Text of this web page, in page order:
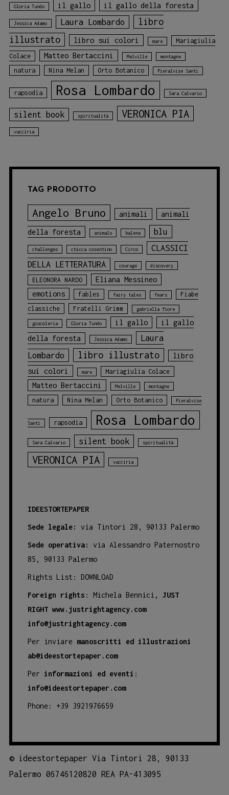
Gloria Tundo il gallo il gallo della foresta
Jessica Adamo Laura Lombardo
libro
illustrato
libro sui colori mare
Mariagiulia
Colace
Matteo Bertaccini Melville montagne
natura Nina Melan Orto Botanico Pieralvise Santi
rapsodia Rosa Lombardo Sara Calvario
silent book spiritualità VERONICA PIA
vucciria
TAG PRODOTTO
Angelo Bruno animali animali
della foresta animals balene blu
challenges chicca cosentino Circo
CLASSICI
DELLA LETTERATURA
courage discovery
ELEONORA NARDO
Eliana Messineo
emotions
fables fairy tales fears
Fiabe
classiche
Fratelli Grimm gabriella fiore
giocoleria Gloria Tundo il gallo
il gallo
della foresta
Jessica Adamo
Laura
Lombardo
libro illustrato
libro
sui colori
mare Mariagiulia Colace
Matteo Bertaccini Melville montagne
natura Nina Melan Orto Botanico Pieralvise
Santi rapsodia Rosa Lombardo
Sara Calvario silent book spiritualità
VERONICA PIA vucciria
IDEESTORTEPAPER
Sede legale: via Tintori 28, 90133 Palermo
Sede operativa:
via Alessandro Paternostro
85, 90133 Palermo
Rights List: DOWNLOAD
Foreign rights : Michela Bennici, JUST
RIGHT www.justrightagency.com
info@justrightagency.com
Per inviare manoscritti ed illustrazioni
ab@ideestortepaper.com
Per informazioni ed eventi :
info@ideestortepaper.com
Phone: +39 3921976659
© ideestortepaper Via Tintori 28, 90133
Palermo 06746120820 REA PA-413095